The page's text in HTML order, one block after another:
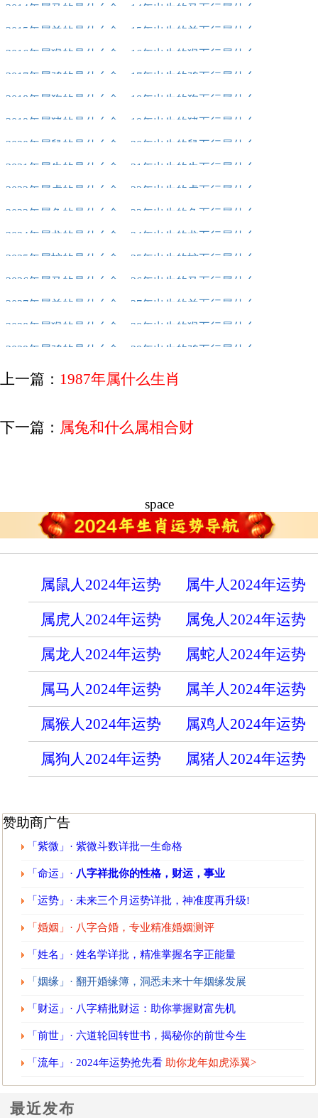
2014年属马的是什么命，14年出生的马五行属什么
2015年属羊的是什么命，15年出生的羊五行属什么
2016年属猴的是什么命，16年出生的猴五行属什么
2017年属鸡的是什么命，17年出生的鸡五行属什么
2018年属狗的是什么命，18年出生的狗五行属什么
2019年属猪的是什么命，19年出生的猪五行属什么
2020年属鼠的是什么命，20年出生的鼠五行属什么
2021年属牛的是什么命，21年出生的牛五行属什么
2022年属虎的是什么命，22年出生的虎五行属什么
2023年属兔的是什么命，23年出生的兔五行属什么
2024年属龙的是什么命，24年出生的龙五行属什么
2025年属蛇的是什么命，25年出生的蛇五行属什么
2026年属马的是什么命，26年出生的马五行属什么
2027年属羊的是什么命，27年出生的羊五行属什么
2028年属猴的是什么命，28年出生的猴五行属什么
2029年属鸡的是什么命，29年出生的鸡五行属什么
上一篇： 1987年属什么生肖
下一篇： 属兔和什么属相合财
space
属鼠人2024年运势 属牛人2024年运势
属虎人2024年运势 属兔人2024年运势
属龙人2024年运势 属蛇人2024年运势
属马人2024年运势 属羊人2024年运势
属猴人2024年运势 属鸡人2024年运势
属狗人2024年运势 属猪人2024年运势
赞助商广告
「紫微」· 紫微斗数详批一生命格
「命运」· 八字祥批你的性格，财运，事业
「运势」· 未来三个月运势详批，神准度再升级!
「婚姻」· 八字合婚，专业精准婚姻测评
「姓名」· 姓名学详批，精准掌握名字正能量
「姻缘」· 翻开婚缘簿，洞悉未来十年姻缘发展
「财运」· 八字精批财运：助你掌握财富先机
「前世」· 六道轮回转世书，揭秘你的前世今生
「流年」· 2024年运势抢先看 助你龙年如虎添翼>
最近发布